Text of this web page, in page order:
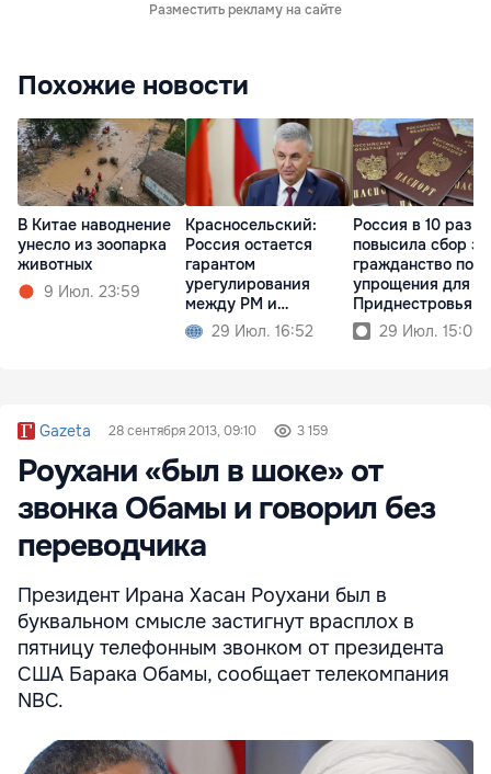
Разместить рекламу на сайте
Похожие новости
В Китае наводнение
унесло из зоопарка
животных
9 Июл. 23:59
Красносельский:
Россия остается
гарантом
урегулирования
между РМ и
Приднестровьем
29 Июл. 16:52
Россия в 10 раз
повысила сбор за
гражданство
упрощения для
Приднестровья
29 Июл. 15:09
Gazeta 28 сентября 2013, 09:10 3 159
Роухани «был в шоке» от
звонка Обамы и говорил без
переводчика
Президент Ирана Хасан Роухани был в
буквальном смысле застигнут врасплох в
пятницу телефонным звонком от президента
США Барака Обамы, сообщает телекомпания
NBC.